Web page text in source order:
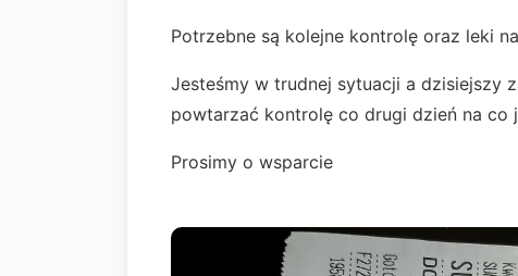
Potrzebne są kolejne kontrolę oraz leki
Jesteśmy w trudnej sytuacji a dzisiejszy
powtarzać kontrolę co drugi dzień na co
Prosimy o wsparcie